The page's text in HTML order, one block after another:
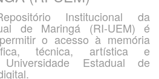
Institucional da
de Maringá (RI-UEM) é
o acesso à memória
técnica, artística e
Estadual de